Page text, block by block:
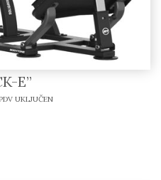
BODYTONE “SOLID
E”
UKLJUČEN